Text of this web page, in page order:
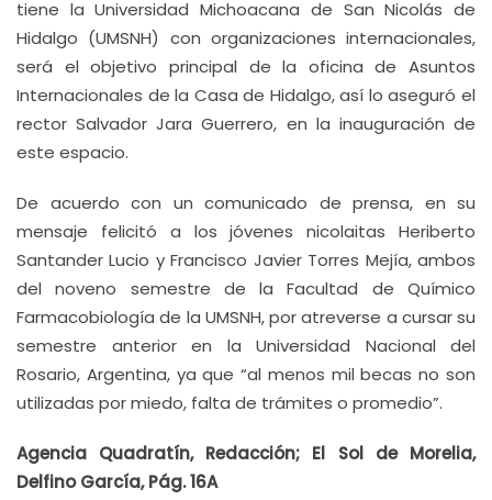
tiene la Universidad Michoacana de San Nicolás de
Hidalgo (UMSNH) con organizaciones internacionales,
será el objetivo principal de la oficina de Asuntos
Internacionales de la Casa de Hidalgo, así lo aseguró el
rector Salvador Jara Guerrero, en la inauguración de
este espacio.
De acuerdo con un comunicado de prensa, en su
mensaje felicitó a los jóvenes nicolaitas Heriberto
Santander Lucio y Francisco Javier Torres Mejía, ambos
del noveno semestre de la Facultad de Químico
Farmacobiología de la UMSNH, por atreverse a cursar su
semestre anterior en la Universidad Nacional del
Rosario, Argentina, ya que “al menos mil becas no son
utilizadas por miedo, falta de trámites o promedio”.
Agencia Quadratín, Redacción; El Sol de Morelia,
Delfino García, Pág. 16A